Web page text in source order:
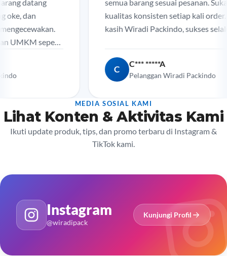
datang
dan
seperti
semua barang sesuai pesanan. Suka
kualitas konsisten setiap kali order.
kasih Wiradi Packindo, sukses selalu!
C C*** *****A
Pelanggan Wiradi Packindo
MEDIA SOSIAL KAMI
Lihat Konten & Aktivitas Kami
Ikuti update produk, tips, dan promo terbaru di Instagram &
TikTok kami.
Instagram
@wiradipack
Kunjungi Profil